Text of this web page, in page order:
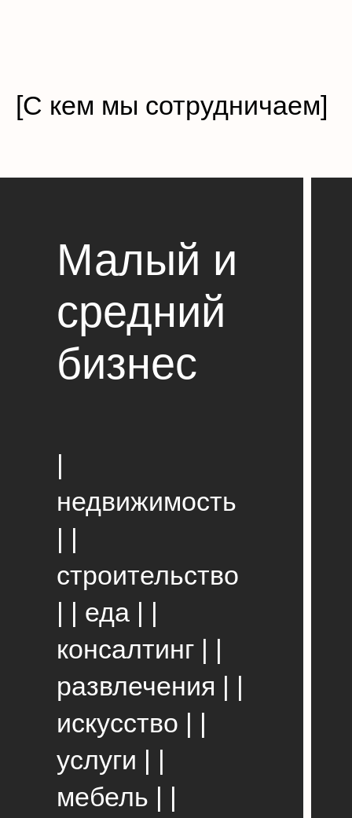
[С кем мы сотрудничаем]
Малый и
средний
бизнес
|
недвижимость
| |
строительство
| | еда | |
консалтинг | |
развлечения | |
искусство | |
услуги | |
мебель | |